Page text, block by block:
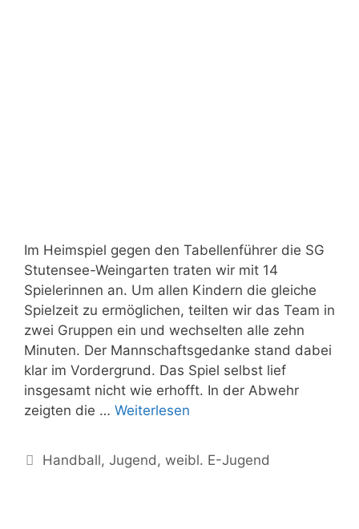
Im Heimspiel gegen den Tabellenführer die SG
Stutensee-Weingarten traten wir mit 14
Spielerinnen an. Um allen Kindern die gleiche
Spielzeit zu ermöglichen, teilten wir das Team in
zwei Gruppen ein und wechselten alle zehn
Minuten. Der Mannschaftsgedanke stand dabei
klar im Vordergrund. Das Spiel selbst lief
insgesamt nicht wie erhofft. In der Abwehr
zeigten die … Weiterlesen
Handball,Jugend ,weibl. E-Jugend